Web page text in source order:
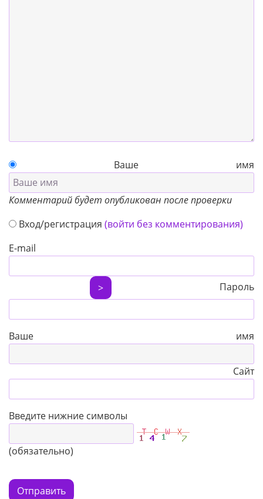
Ваше имя
Комментарий будет опубликован после проверки
Вход/регистрация (войти без комментирования)
E-mail
> Пароль
Ваше имя
Сайт
Введите нижние символы
(обязательно)
Отправить